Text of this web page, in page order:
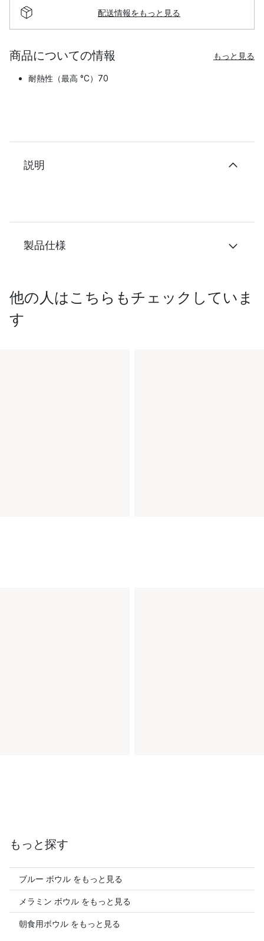
配送情報をもっと見る
商品についての情報 もっと見る
耐熱性（最高 °C）70
説明
製品仕様
他の人はこちらもチェックしていま
す
もっと探す
ブルー ボウル をもっと見る
メラミン ボウル をもっと見る
朝食用ボウル をもっと見る